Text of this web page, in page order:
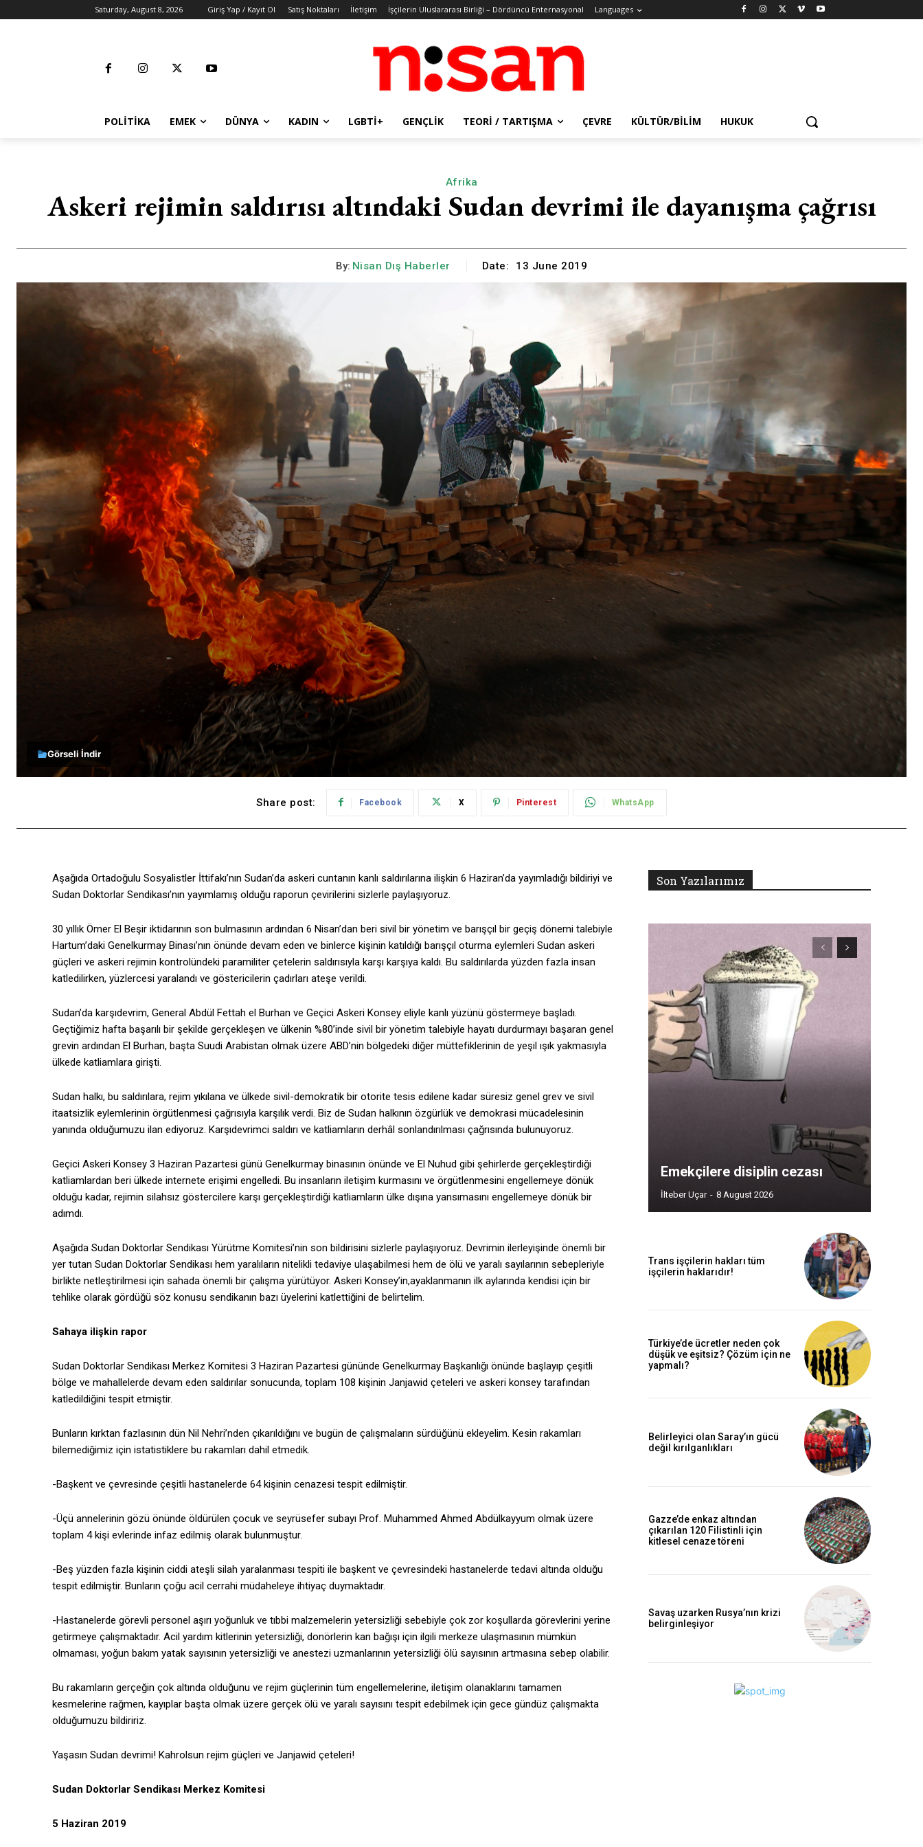
Saturday, August 8, 2026 Giriş Yap / Kayıt Ol Satış Noktaları İletişim İşçilerin Uluslararası Birliği – Dördüncü Enternasyonal Languages
POLITIKA EMEK DÜNYA KADIN LGBTİ+ GENÇLIK TEORI / TARTIŞMA ÇEVRE KÜLTÜR/BILIM HUKUK
Afrika
Askeri rejimin saldırısı altındaki Sudan devrimi ile dayanışma çağrısı
By: Nisan Dış Haberler Date: 13 June 2019
Görseli İndir
Share post: Facebook X Pinterest WhatsApp
Aşağıda Ortadoğulu Sosyalistler İttifakı’nın Sudan’da askeri cuntanın kanlı saldırılarına ilişkin 6 Haziran’da yayımladığı bildiriyi ve
Sudan Doktorlar Sendikası’nın yayımlamış olduğu raporun çevirilerini sizlerle paylaşıyoruz.
30 yıllık Ömer El Beşir iktidarının son bulmasının ardından 6 Nisan’dan beri sivil bir yönetim ve barışçıl bir geçiş dönemi talebiyle
Hartum’daki Genelkurmay Binası’nın önünde devam eden ve binlerce kişinin katıldığı barışçıl oturma eylemleri Sudan askeri
güçleri ve askeri rejimin kontrolündeki paramiliter çetelerin saldırısıyla karşı karşıya kaldı. Bu saldırılarda yüzden fazla insan
katledilirken, yüzlercesi yaralandı ve göstericilerin çadırları ateşe verildi.
Sudan’da karşıdevrim, General Abdül Fettah el Burhan ve Geçici Askeri Konsey eliyle kanlı yüzünü göstermeye başladı.
Geçtiğimiz hafta başarılı bir şekilde gerçekleşen ve ülkenin %80’inde sivil bir yönetim talebiyle hayatı durdurmayı başaran genel
grevin ardından El Burhan, başta Suudi Arabistan olmak üzere ABD’nin bölgedeki diğer müttefiklerinin de yeşil ışık yakmasıyla
ülkede katliamlara girişti.
Sudan halkı, bu saldırılara, rejim yıkılana ve ülkede sivil-demokratik bir otorite tesis edilene kadar süresiz genel grev ve sivil
itaatsizlik eylemlerinin örgütlenmesi çağrısıyla karşılık verdi. Biz de Sudan halkının özgürlük ve demokrasi mücadelesinin
yanında olduğumuzu ilan ediyoruz. Karşıdevrimci saldırı ve katliamların derhâl sonlandırılması çağrısında bulunuyoruz.
Geçici Askeri Konsey 3 Haziran Pazartesi günü Genelkurmay binasının önünde ve El Nuhud gibi şehirlerde gerçekleştirdiği
katliamlardan beri ülkede internete erişimi engelledi. Bu insanların iletişim kurmasını ve örgütlenmesini engellemeye dönük
olduğu kadar, rejimin silahsız göstercilere karşı gerçekleştirdiği katliamların ülke dışına yansımasını engellemeye dönük bir
adımdı.
Aşağıda Sudan Doktorlar Sendikası Yürütme Komitesi’nin son bildirisini sizlerle paylaşıyoruz. Devrimin ilerleyişinde önemli bir
yer tutan Sudan Doktorlar Sendikası hem yaralıların nitelikli tedaviye ulaşabilmesi hem de ölü ve yaralı sayılarının sebepleriyle
birlikte netleştirilmesi için sahada önemli bir çalışma yürütüyor. Askeri Konsey’in,ayaklanmanın ilk aylarında kendisi için bir
tehlike olarak gördüğü söz konusu sendikanın bazı üyelerini katlettiğini de belirtelim.
Sahaya ilişkin rapor
Sudan Doktorlar Sendikası Merkez Komitesi 3 Haziran Pazartesi gününde Genelkurmay Başkanlığı önünde başlayıp çeşitli
bölge ve mahallelerde devam eden saldırılar sonucunda, toplam 108 kişinin Janjawid çeteleri ve askeri konsey tarafından
katledildiğini tespit etmiştir.
Bunların kırktan fazlasının dün Nil Nehri’nden çıkarıldığını ve bugün de çalışmaların sürdüğünü ekleyelim. Kesin rakamları
bilemediğimiz için istatistiklere bu rakamları dahil etmedik.
-Başkent ve çevresinde çeşitli hastanelerde 64 kişinin cenazesi tespit edilmiştir.
-Üçü annelerinin gözü önünde öldürülen çocuk ve seyrüsefer subayı Prof. Muhammed Ahmed Abdülkayyum olmak üzere
toplam 4 kişi evlerinde infaz edilmiş olarak bulunmuştur.
-Beş yüzden fazla kişinin ciddi ateşli silah yaralanması tespiti ile başkent ve çevresindeki hastanelerde tedavi altında olduğu
tespit edilmiştir. Bunların çoğu acil cerrahi müdaheleye ihtiyaç duymaktadır.
-Hastanelerde görevli personel aşırı yoğunluk ve tıbbi malzemelerin yetersizliği sebebiyle çok zor koşullarda görevlerini yerine
getirmeye çalışmaktadır. Acil yardım kitlerinin yetersizliği, donörlerin kan bağışı için ilgili merkeze ulaşmasının mümkün
olmaması, yoğun bakım yatak sayısının yetersizliği ve anestezi uzmanlarının yetersizliği ölü sayısının artmasına sebep olabilir.
Bu rakamların gerçeğin çok altında olduğunu ve rejim güçlerinin tüm engellemelerine, iletişim olanaklarını tamamen
kesmelerine rağmen, kayıplar başta olmak üzere gerçek ölü ve yaralı sayısını tespit edebilmek için gece gündüz çalışmakta
olduğumuzu bildiririz.
Yaşasın Sudan devrimi! Kahrolsun rejim güçleri ve Janjawid çeteleri!
Sudan Doktorlar Sendikası Merkez Komitesi
5 Haziran 2019
Son Yazılarımız
Emekçilere disiplin cezası
İlteber Uçar - 8 August 2026
Trans işçilerin hakları tüm
işçilerin haklarıdır!
Türkiye’de ücretler neden çok
düşük ve eşitsiz? Çözüm için ne
yapmalı?
Belirleyici olan Saray’ın gücü
değil kırılganlıkları
Gazze’de enkaz altından
çıkarılan 120 Filistinli için
kitlesel cenaze töreni
Savaş uzarken Rusya’nın krizi
belirginleşiyor